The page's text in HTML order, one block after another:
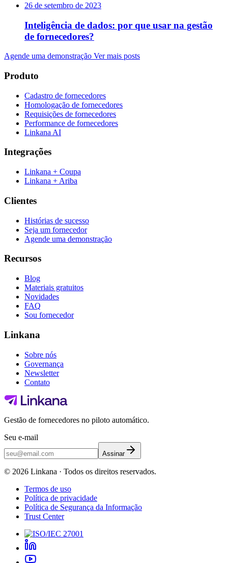
26 de setembro de 2023
Inteligência de dados: por que usar na gestão
de fornecedores?
Agende uma demonstração Ver mais posts
Produto
Cadastro de fornecedores
Homologação de fornecedores
Requisições de fornecedores
Performance de fornecedores
Linkana AI
Integrações
Linkana + Coupa
Linkana + Ariba
Clientes
Histórias de sucesso
Seja um fornecedor
Agende uma demonstração
Recursos
Blog
Materiais gratuitos
Novidades
FAQ
Sou fornecedor
Linkana
Sobre nós
Governança
Newsletter
Contato
Gestão de fornecedores no piloto automático.
Seu e-mail
Assinar
© 2026 Linkana · Todos os direitos reservados.
Termos de uso
Política de privacidade
Política de Segurança da Informação
Trust Center